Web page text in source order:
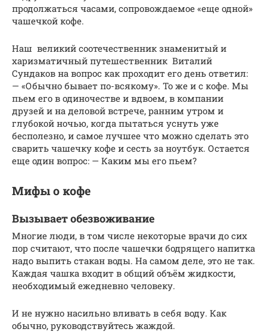
продолжаться часами, сопровождаемое «еще одной»
чашечкой кофе.
Наш великий соотечественник знаменитый и
харизматичный путешественник Виталий
Сундаков на вопрос как проходит его день ответил:
— «Обычно бывает по-всякому». То же и с кофе. Мы
пьем его в одиночестве и вдвоем, в компании
друзей и на деловой встрече, ранним утром и
глубокой ночью, когда пытаться уснуть уже
бесполезно, и самое лучшее что можно сделать это
сварить чашечку кофе и сесть за ноутбук. Остается
еще один вопрос: — Каким мы его пьем?
Мифы о кофе
Вызывает обезвоживание
Многие люди, в том числе некоторые врачи до сих
пор считают, что после чашечки бодрящего напитка
надо выпить стакан воды. На самом деле, это не так.
Каждая чашка входит в общий объём жидкости,
необходимый ежедневно человеку.
И не нужно насильно вливать в себя воду. Как
обычно, руководствуйтесь жаждой.